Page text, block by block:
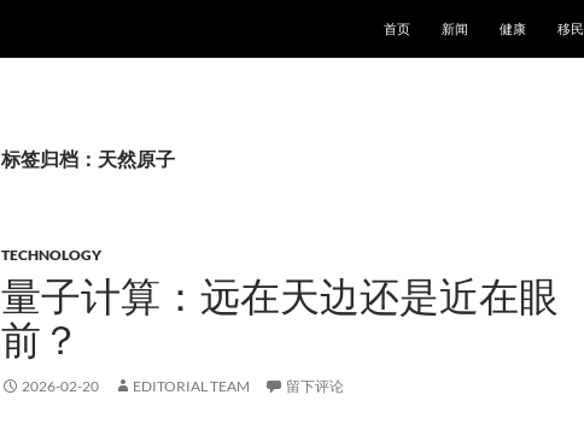
首页
新闻 健康 移民
标签归档：天然原子
TECHNOLOGY
量子计算：远在天边还是近在眼
前？
2026-02-20 EDITORIAL TEAM 留下评论